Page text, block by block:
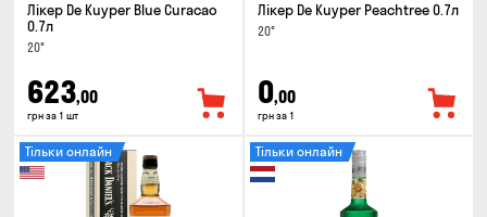
Лікер De Kuyper Blue Curacao
0.7л
20°
623,00
грн за 1 шт
Лікер De Kuyper Peachtree 0.7л
20°
0,00
грн за 1
Тільки онлайн Тільки онлайн